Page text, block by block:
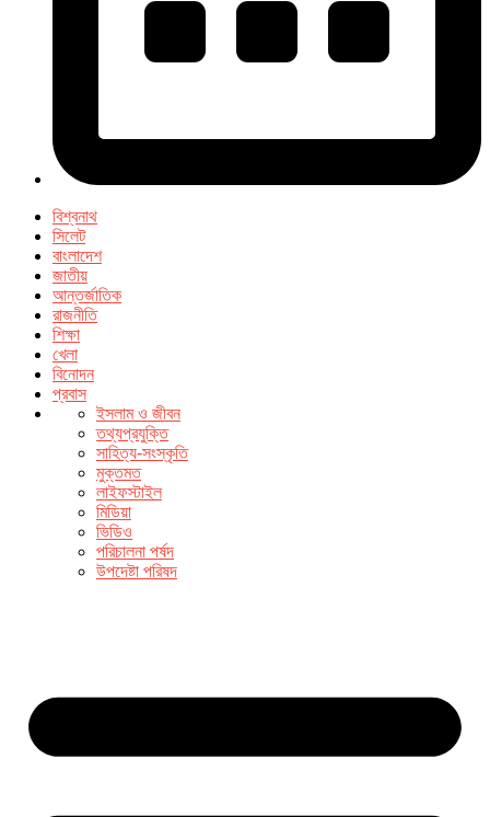
বিশ্বনাথ
সিলেট
বাংলাদেশ
জাতীয়
আন্তর্জাতিক
রাজনীতি
শিক্ষা
খেলা
বিনোদন
প্রবাস
ইসলাম ও জীবন
তথ্যপ্রযুক্তি
সাহিত্য-সংস্কৃতি
মুক্তমত
লাইফস্টাইল
মিডিয়া
ভিডিও
পরিচালনা পর্ষদ
উপদেষ্টা পরিষদ